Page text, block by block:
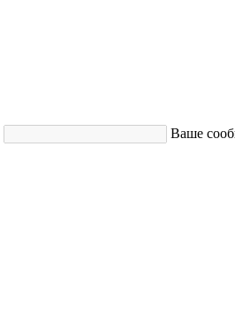
Ваше